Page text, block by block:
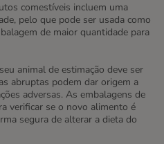
comestíveis incluem uma
pelo que pode ser usada como
de maior quantidade para
animal de estimação deve ser
abruptas podem dar origem a
adversas. As embalagens de
verificar se o novo alimento é
segura de alterar a dieta do